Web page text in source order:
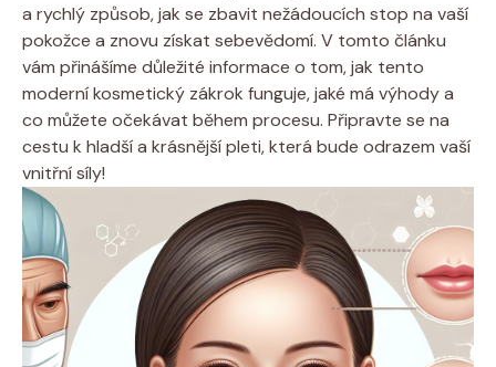
a rychlý způsob, jak se zbavit nežádoucích stop na vaší
pokožce a znovu získat sebevědomí. V tomto článku
vám přinášíme důležité informace o tom, jak tento
moderní kosmetický zákrok funguje, jaké má výhody a
co můžete očekávat během procesu. Připravte se na
cestu k hladší a krásnější pleti, která bude odrazem vaší
vnitřní síly!